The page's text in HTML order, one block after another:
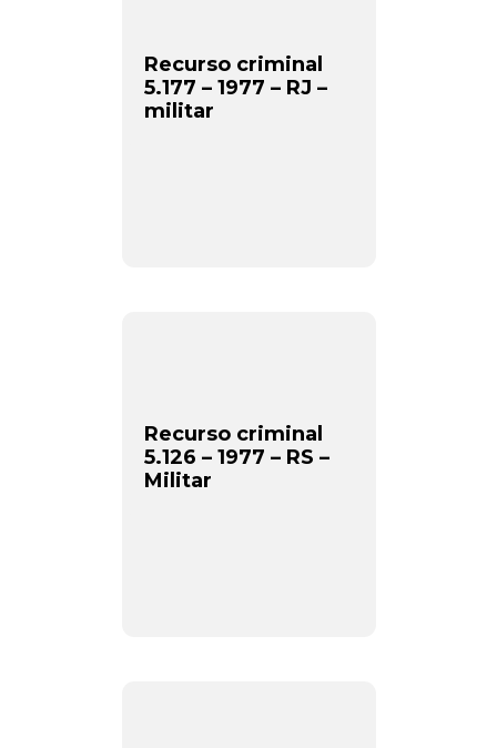
Recurso criminal
5.177 – 1977 – RJ –
militar
Recurso criminal
5.126 – 1977 – RS –
Militar